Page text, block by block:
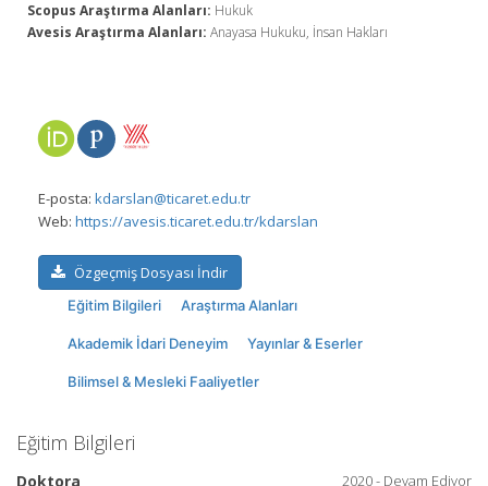
Scopus Araştırma Alanları: Hukuk
Avesis Araştırma Alanları: Anayasa Hukuku, İnsan Hakları
E-posta: kdarslan@ticaret.edu.tr
Web: https://avesis.ticaret.edu.tr/kdarslan
Özgeçmiş Dosyası İndir
Eğitim Bilgileri Araştırma Alanları
Akademik İdari Deneyim Yayınlar & Eserler
Bilimsel & Mesleki Faaliyetler
Eğitim Bilgileri
2020 - Devam Ediyor
Doktora